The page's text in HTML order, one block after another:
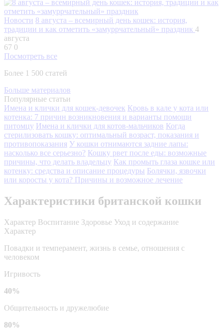
Новости 8 августа – всемирный день кошек: история,
традиции и как отметить «замуррчательный» праздник 4
августа
67 0
Посмотреть все
Более 1 500 статей
Больше материалов
Популярные статьи
Имена и клички для кошек-девочек Кровь в кале у кота или
котенка: 7 причин возникновения и варианты помощи
питомцу Имена и клички для котов-мальчиков Когда
стерилизовать кошку: оптимальный возраст, показания и
противопоказания У кошки отнимаются задние лапы:
насколько все серьезно? Кошку рвет после еды: возможные
причины, что делать владельцу Как промыть глаза кошке или
котенку: средства и описание процедуры Болячки, язвочки
или коросты у кота? Причины и возможное лечение
Характеристики британской кошки
Характер Воспитание Здоровье Уход и содержание
Характер
Повадки и темперамент, жизнь в семье, отношения с
человеком
Игривость
40%
Общительность и дружелюбие
80%